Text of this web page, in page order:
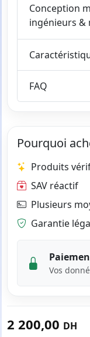
Conception
ingénieurs &
FAQ
Pourquoi
Produits
SAV réactif
Plusieurs
Garantie
Vos
2 200,00 DH